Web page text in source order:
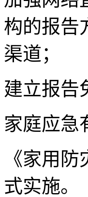
构的报告
渠道；
建立报告
家庭应急
《家用
式实施。